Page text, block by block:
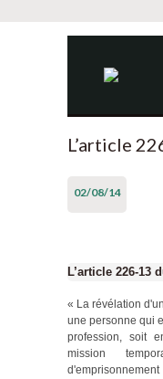
L’article
02/08/14
L’article 226-13
« La révélation
une personne qui
profession, soit
mission